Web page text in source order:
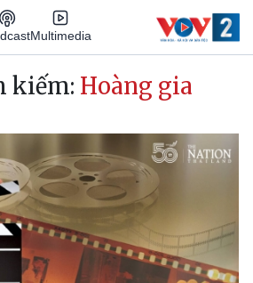
Multimedia
kiếm: Hoàng gia